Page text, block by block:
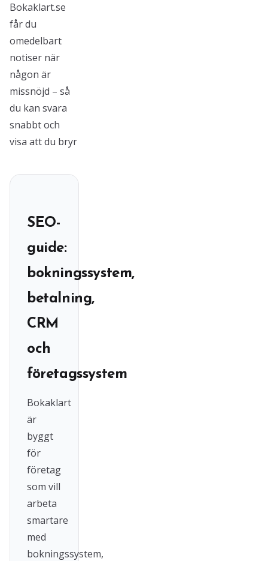
Bokaklart.se
får du
omedelbart
notiser när
någon är
missnöjd – så
du kan svara
snabbt och
visa att du bryr
SEO-
guide:
bokningssystem,
betalning,
CRM
och
företagssystem
Bokaklart
är
byggt
för
företag
som vill
arbeta
smartare
med
bokningssystem,